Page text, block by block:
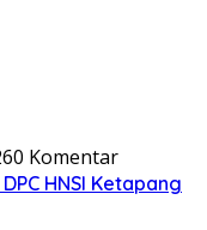
0 Komentar
HNSI Ketapang